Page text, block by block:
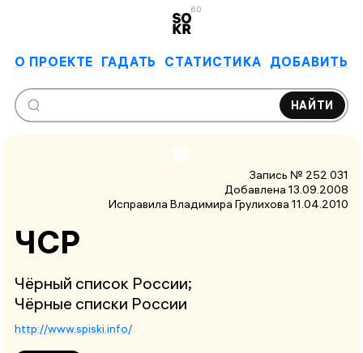
6.0
О ПРОЕКТЕ ГАДАТЬ СТАТИСТИКА ДОБАВИТЬ
НАЙТИ
Запись № 252 031
Добавлена 13.09.2008
Исправила Владимира Грулихова 11.04.2010
ЧСР
Чёрный список России;
Чёрные списки России
http://www.spiski.info/